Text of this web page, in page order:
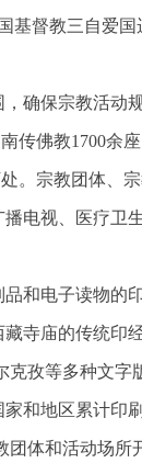
基督教三自爱国
确保宗教活动
传佛教1700余
。宗教团体、
电视、医疗卫
和电子读物的
寺庙的传统印
克孜等多种文字
和地区累计印
团体和活动场所